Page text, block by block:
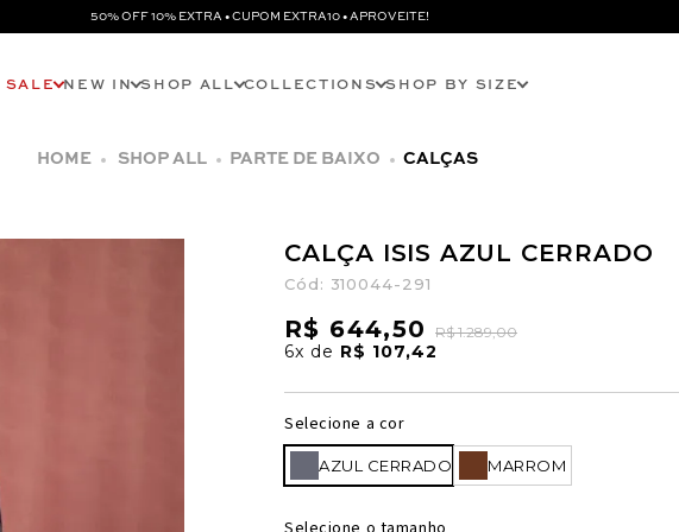
50% OFF 10% EXTRA • CUPOM EXTRA10 • APROVEITE!
SALE NEW IN SHOP ALL COLLECTIONS SHOP BY SIZE
SHOP ALL PARTE DE BAIXO CALÇAS
CALÇA ISIS AZUL CERRADO
Cód: 310044-291
R$ 644,50 R$ 1.289,00
6x de R$ 107,42
Selecione a cor
AZUL CERRADO MARROM